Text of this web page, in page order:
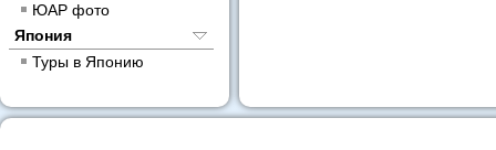
ЮАР фото
Япония
Туры в Японию